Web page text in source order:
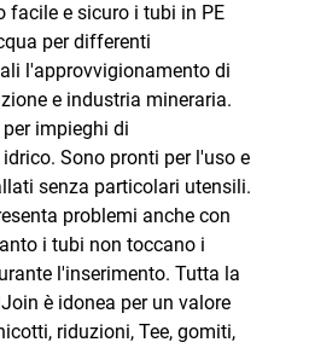
facile e sicuro i tubi in PE
per differenti
l'approvvigionamento di
e industria mineraria.
impieghi di
Sono pronti per l'uso e
senza particolari utensili.
problemi anche con
i tubi non toccano i
l'inserimento. Tutta la
è idonea per un valore
riduzioni, Tee, gomiti,